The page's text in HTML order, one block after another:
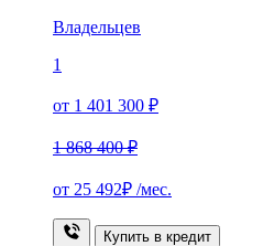
Владельцев
1
от 1 401 300 ₽
1 868 400 ₽
от 25 492₽ /мес.
Купить в кредит